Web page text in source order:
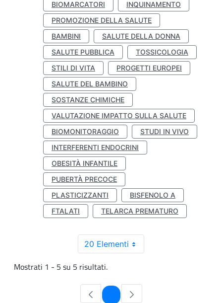
BIOMARCATORI
INQUINAMENTO
PROMOZIONE DELLA SALUTE
BAMBINI
SALUTE DELLA DONNA
SALUTE PUBBLICA
TOSSICOLOGIA
STILI DI VITA
PROGETTI EUROPEI
SALUTE DEL BAMBINO
SOSTANZE CHIMICHE
VALUTAZIONE IMPATTO SULLA SALUTE
BIOMONITORAGGIO
STUDI IN VIVO
INTERFERENTI ENDOCRINI
OBESITÀ INFANTILE
PUBERTÀ PRECOCE
PLASTICIZZANTI
BISFENOLO A
FTALATI
TELARCA PREMATURO
20 Elementi
Mostrati 1 - 5 su 5 risultati.
Pagina